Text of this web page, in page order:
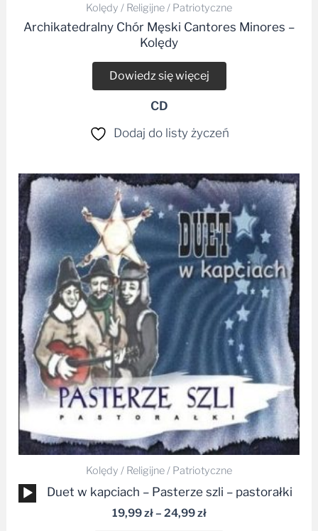
Kolędy / Religijne / Patriotyczne
Archikatedralny Chór Męski Cantores Minores –
Kolędy
Dowiedz się więcej
CD
Dodaj do listy życzeń
Kolędy / Religijne / Patriotyczne
Odtwarzacz
plików
dźwiękowych
Duet w kapciach – Pasterze szli – pastorałki
19,99zł– 24,99zł
Zakres
cen:
od
19,99 zł
do
24,99 zł